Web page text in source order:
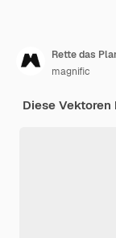
Rette das
magnific
Diese